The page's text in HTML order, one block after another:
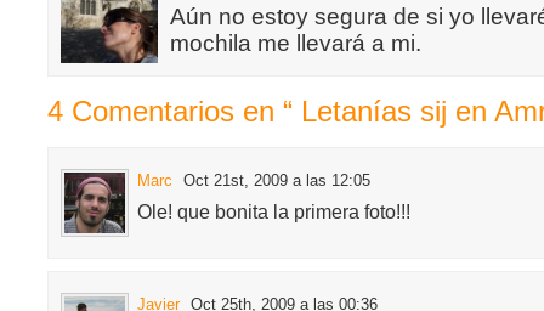
Aún no estoy segura de si yo
mochila me llevará a mi.
4 Comentarios en “ Letanías sij en
Marc Oct 21st, 2009 a las 12:05
Ole! que bonita la primera foto!!!
Javier Oct 25th, 2009 a las 00:36